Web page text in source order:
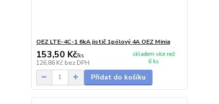
OEZ LTE-4C-1 6kA jistič 1pólový 4A OEZ Minia
153,50 Kč/ks
126,86 Kč bez DPH
skladem více než
6 ks
Přidat do košíku